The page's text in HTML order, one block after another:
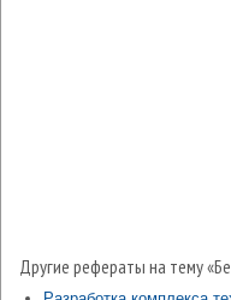
Другие рефераты на тему